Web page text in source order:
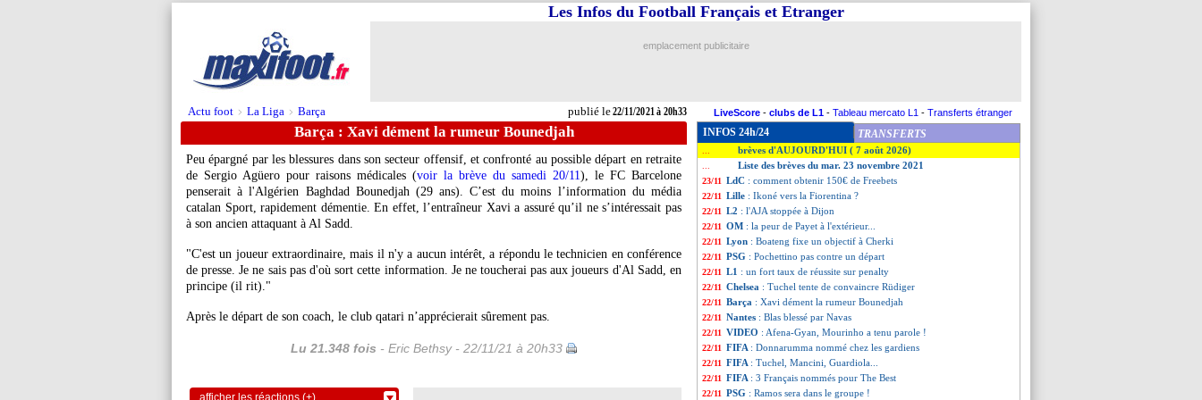
Actu foot > La Liga > Barça publié le22/11/2021 à 20h33
Les Infos du Football Français et Etranger
emplacement publicitaire
LiveScore - clubs de L1 - Tableau mercato L1 - Transferts étranger
Barça : Xavi dément la rumeur Bounedjah
Peu épargné par les blessures dans son secteur offensif, et confronté au possible départ en retraite
de Sergio Agüero pour raisons médicales (voir la brève du samedi 20/11), le FC Barcelone
penserait à l'Algérien Baghdad Bounedjah (29 ans). C’est du moins l’information du média
catalan Sport, rapidement démentie. En effet, l’entraîneur Xavi a assuré qu’il ne s’intéressait pas
à son ancien attaquant à Al Sadd.
"C'est un joueur extraordinaire, mais il n'y a aucun intérêt, a répondu le technicien en conférence
de presse. Je ne sais pas d'où sort cette information. Je ne toucherai pas aux joueurs d'Al Sadd, en
principe (il rit)."
Après le départ de son coach, le club qatari n’apprécierait sûrement pas.
Lu 21.348 fois - Eric Bethsy - 22/11/21 à 20h33
afficher les réactions (+)
INFOS 24h/24 TRANSFERTS
brèves d'AUJOURD'HUI ( 7 août 2026)
Liste des brèves du mar. 23 novembre 2021
23/11 LdC : comment obtenir 150€ de Freebets
22/11 Lille : Ikoné vers la Fiorentina ?
22/11 L2 : l'AJA stoppée à Dijon
22/11 OM : la peur de Payet à l'extérieur...
22/11 Lyon : Boateng fixe un objectif à Cherki
22/11 PSG : Pochettino pas contre un départ
22/11 L1 : un fort taux de réussite sur penalty
22/11 Chelsea : Tuchel tente de convaincre Rüdiger
22/11 Barça : Xavi dément la rumeur Bounedjah
22/11 Nantes : Blas blessé par Navas
22/11 VIDEO : Afena-Gyan, Mourinho a tenu parole !
22/11 FIFA : Donnarumma nommé chez les gardiens
22/11 FIFA : Tuchel, Mancini, Guardiola...
22/11 FIFA : 3 Français nommés pour The Best
22/11 PSG : Ramos sera dans le groupe !